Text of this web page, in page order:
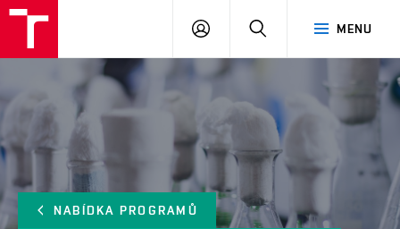
MENU
PŘIHLÁSIT
NABÍDKA PROGRAMŮ